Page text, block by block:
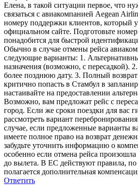
Елена, в такой ситуации первое, что
связаться с авиакомпанией Aegean
номеру поддержки клиентов, который
официальном сайте. Подготовьте
понадобится для быстрой
Обычно в случае отмены рейса
следующие варианты: 1.
назначения (возможно, с пересадкой).
более позднюю дату. 3. Полный
критично попасть в Стамбул в
настаивайте на предоставлении
Возможно, вам предложат рейс с
город. Если же сроки поездки для вас
рассмотреть вариант
случае, если предложенные варианты
имеете полное право на возврат
забудьте уточнить информацию о
особенно если отмена рейса
до вылета. В ЕС действуют правила,
полагается дополнительная
Ответить